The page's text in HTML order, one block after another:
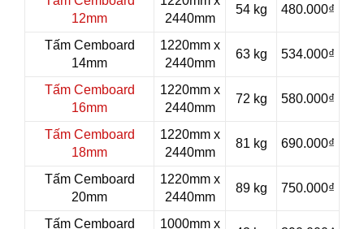
12mm
2440mm
54 kg 480.000₫
Tấm Cemboard
14mm
1220mm x
2440mm
63 kg 534.000₫
Tấm Cemboard
16mm
1220mm x
2440mm
72 kg 580.000₫
Tấm Cemboard
18mm
1220mm x
2440mm
81 kg 690.000₫
Tấm Cemboard
20mm
1220mm x
2440mm
89 kg 750.000₫
Tấm Cemboard
1000mm x